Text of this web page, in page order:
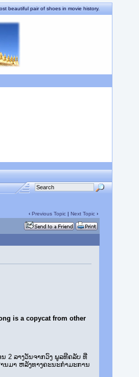
beautiful pair of shoes in movie history.
‹ Previous Topic| Next Topic›
is a copycat from other
2 ລາງວັນ​ຈາກ​ວົງ ພູ​ລ​ທີ​ຄລັບ ທີ່​
ນ​ມາ ຫລັງ​ທາງ​ຄະ­ນະ​ກຳ­ມະ­ການ